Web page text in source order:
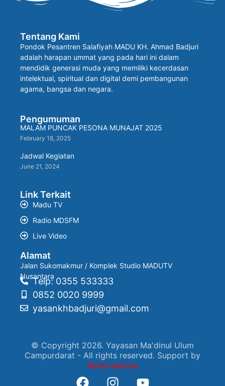
Tentang Kami
Pondok Pesantren Salafiyah MADU KH. Ahmad Badjuri
adalah harapan ummat yang pada hari ini dalam
mendidik generasi muda yang memiliki kecerdasan
intelektual, spiritual dan digital demi pembangunan
agama, bangsa dan negara.
Pengumuman
MALAM PUNCAK PESONA MUNAJAT 2025
February 18, 2025
Jadwal Kegiatan
June 21, 2024
Link Terkait
Madu TV
Radio MDSFM
Live Video
Alamat
Jalan Sukomakmur / Komplek Studio MADUTV
Nusantara
Telp: 0355 533333
0852 0020 9999
yasankhbadjuri@gmail.com
© Copyright 2026. Yayasan Ma'dinul Ulum
Campurdarat - All rights reserved. Support by
RedCreatives